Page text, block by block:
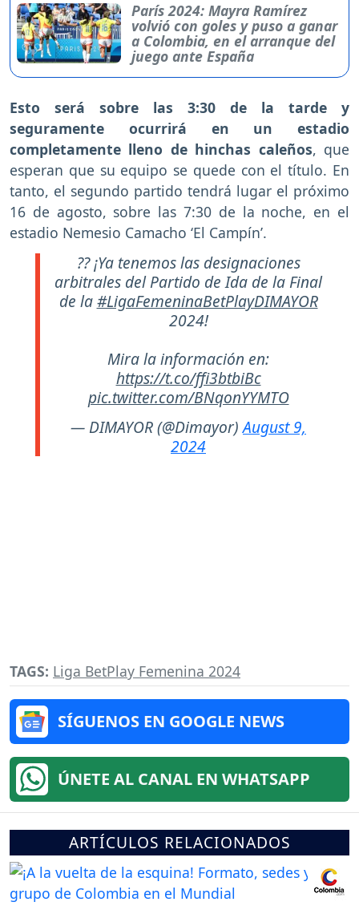
París 2024: Mayra Ramírez
volvió con goles y puso a ganar
a Colombia, en el arranque del
juego ante España
Esto será sobre las 3:30 de la tarde y
seguramente ocurrirá en un estadio
completamente lleno de hinchas caleños, que
esperan que su equipo se quede con el título. En
tanto, el segundo partido tendrá lugar el próximo
16 de agosto, sobre las 7:30 de la noche, en el
estadio Nemesio Camacho ‘El Campín’.
?? ¡Ya tenemos las designaciones
arbitrales del Partido de Ida de la Final
de la#LigaFemeninaBetPlayDIMAYOR
2024!
Mira la información en:
https://t.co/ffi3btbiBc
pic.twitter.com/BNqonYYMTO
— DIMAYOR (@Dimayor)August 9,
2024
TAGS: Liga BetPlay Femenina 2024
SÍGUENOS EN GOOGLE NEWS
ÚNETE AL CANAL EN WHATSAPP
ARTÍCULOS RELACIONADOS